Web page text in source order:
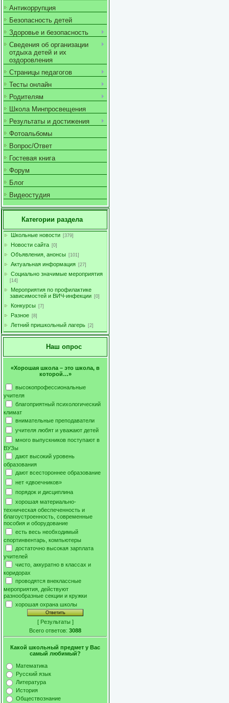
Антикоррупция
Безопасность детей
Здоровье и безопасность
Сведения об организации
отдыха детей и их
оздоровления
Страницы педагогов
Тесты онлайн
Родителям
Школа Минпросвещения
Результаты и достижения
Фотоальбомы
Вопрос/Ответ
Гостевая книга
Форум
Блог
Видеостудия
Категории раздела
Школьные новости [379]
Новости сайта [0]
Объявления, анонсы [101]
Актуальная информация [27]
Социально значимые мероприятия
[14]
Мероприятия по профилактике
зависимостей и ВИЧ-инфекции [0]
Конкурсы [7]
Разное [8]
Летний пришкольный лагерь [2]
Наш опрос
«Хорошая школа – это школа, в
которой…»
высокопрофессиональные
учителя
благоприятный психологический
климат
внимательные преподаватели
учителя любят и уважают детей
много выпускников поступают в
ВУЗы
дают высокий уровень
образования
дают всестороннее образование
нет «двоечников»
порядок и дисциплина
хорошая материально-
техническая обеспеченность и
благоустроенность, современные
пособия и оборудование
есть весь необходимый
спортинвентарь, компьютеры
достаточно высокая зарплата
учителей
чисто, аккуратно в классах и
коридорах
проводятся внеклассные
мероприятия, действуют
разнообразные секции и кружки
хорошая охрана школы
[ Результаты ]
Всего ответов: 3088
Какой школьный предмет у Вас
самый любимый?
Математика
Русский язык
Литература
История
Обществознание